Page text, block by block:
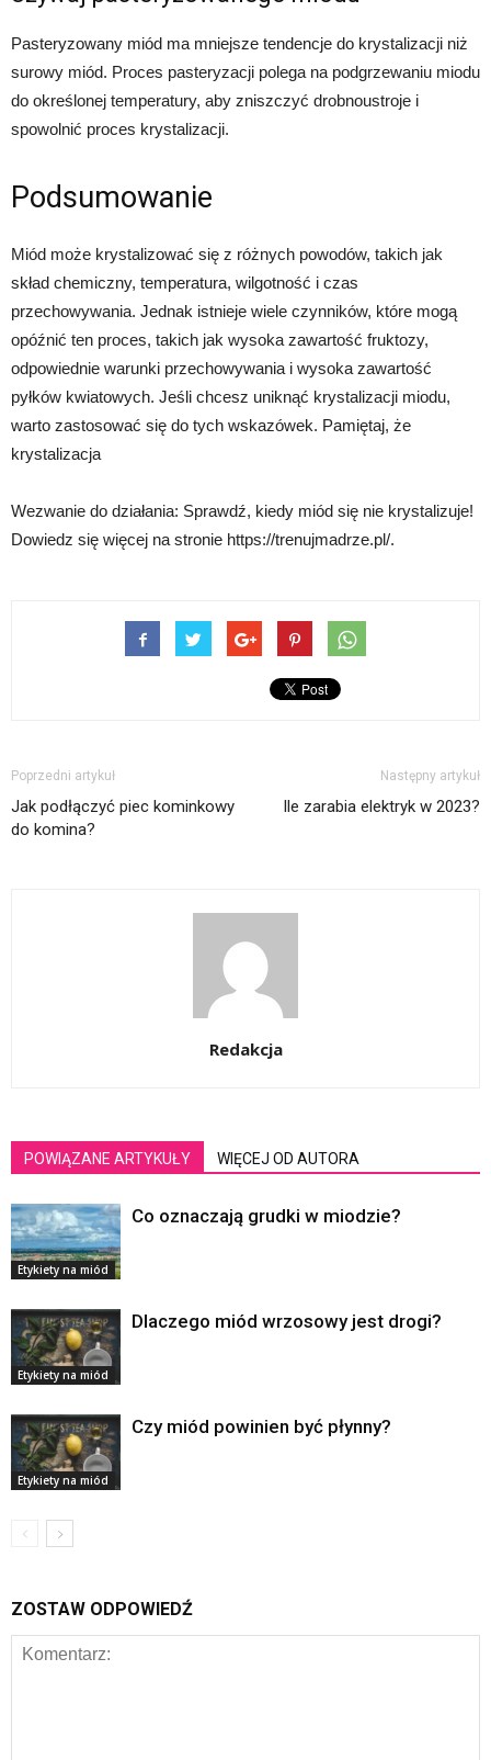
Pasteryzowany miód ma mniejsze tendencje do krystalizacji niż
surowy miód. Proces pasteryzacji polega na podgrzewaniu miodu
do określonej temperatury, aby zniszczyć drobnoustroje i
spowolnić proces krystalizacji.
Podsumowanie
Miód może krystalizować się z różnych powodów, takich jak
skład chemiczny, temperatura, wilgotność i czas
przechowywania. Jednak istnieje wiele czynników, które mogą
opóźnić ten proces, takich jak wysoka zawartość fruktozy,
odpowiednie warunki przechowywania i wysoka zawartość
pyłków kwiatowych. Jeśli chcesz uniknąć krystalizacji miodu,
warto zastosować się do tych wskazówek. Pamiętaj, że
krystalizacja
Wezwanie do działania: Sprawdź, kiedy miód się nie krystalizuje!
Dowiedz się więcej na stronie https://trenujmadrze.pl/.
Poprzedni artykuł
Jak podłączyć piec kominkowy
do komina?
Następny artykuł
Ile zarabia elektryk w 2023?
Redakcja
POWIĄZANE ARTYKUŁY WIĘCEJ OD AUTORA
Etykiety na miód
Co oznaczają grudki w miodzie?
Etykiety na miód
Dlaczego miód wrzosowy jest drogi?
Etykiety na miód
Czy miód powinien być płynny?
ZOSTAW ODPOWIEDŹ